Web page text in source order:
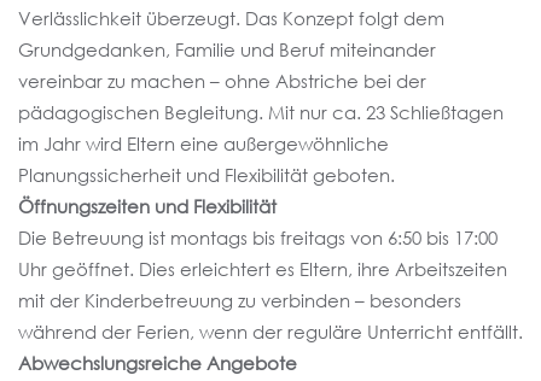
Verlässlichkeit überzeugt. Das Konzept folgt dem
Grundgedanken, Familie und Beruf miteinander
vereinbar zu machen – ohne Abstriche bei der
pädagogischen Begleitung. Mit nur ca. 23 Schließtagen
im Jahr wird Eltern eine außergewöhnliche
Planungssicherheit und Flexibilität geboten.
Öffnungszeiten und Flexibilität
Die Betreuung ist montags bis freitags von 6:50 bis 17:00
Uhr geöffnet. Dies erleichtert es Eltern, ihre Arbeitszeiten
mit der Kinderbetreuung zu verbinden – besonders
während der Ferien, wenn der reguläre Unterricht entfällt.
Abwechslungsreiche Angebote